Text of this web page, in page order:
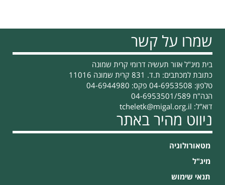
שמרו על קשר
בית מיג"ל אזור תעשיה דרומי קרית שמונה
כתובת למכתבים: ת.ד. 831 קרית שמונה 11016
טלפון: 04-6953508 פקס: 04-6944980
הנה"ח 04-6953501/589
דוא"ל: tcheletk@migal.org.il
ניווט מהיר באתר
מטאורולוגיה
מיג"ל
תנאי שימוש